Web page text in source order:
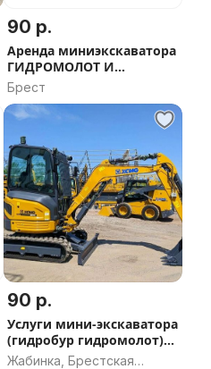
90 р.
Аренда миниэкскаватора
ГИДРОМОЛОТ И
ГИДРОБУР в Бресте
Брест
90 р.
Услуги мини-экскаватора
(гидробур гидромолот)
ЖАБИНКА
Жабинка, Брестская